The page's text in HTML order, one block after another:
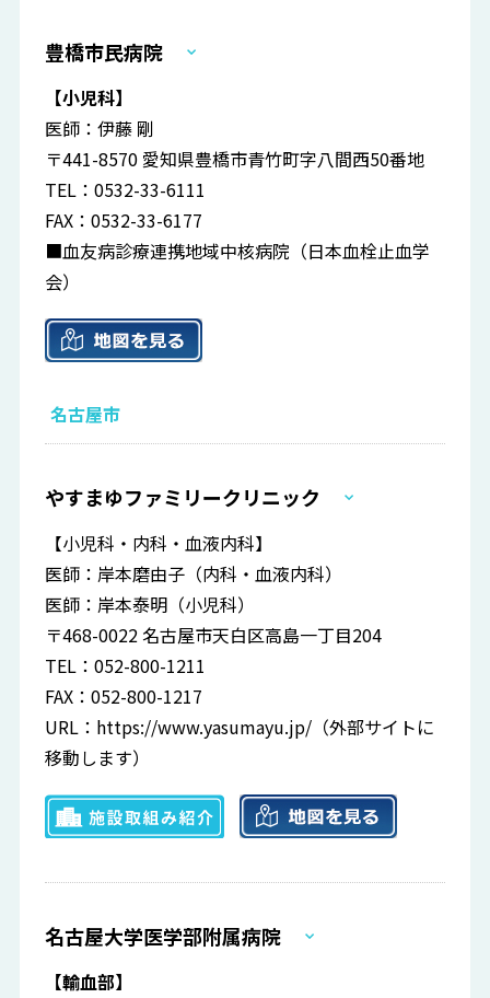
豊橋市民病院
【小児科】
医師：伊藤 剛
〒441-8570 愛知県豊橋市青竹町字八間西50番地
TEL：0532-33-6111
FAX：0532-33-6177
■血友病診療連携地域中核病院（日本血栓止血学
会）
名古屋市
やすまゆファミリークリニック
【小児科・内科・血液内科】
医師：岸本磨由子（内科・血液内科）
医師：岸本泰明（小児科）
〒468-0022 名古屋市天白区高島一丁目204
TEL：052-800-1211
FAX：052-800-1217
URL： https://www.yasumayu.jp/ （外部サイトに
移動します）
名古屋大学医学部附属病院
【輸血部】